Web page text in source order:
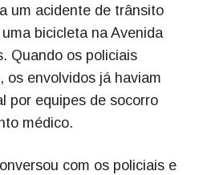
um acidente de trânsito
bicicleta na Avenida
Quando os policiais
os envolvidos já haviam
por equipes de socorro
médico.
com os policiais e